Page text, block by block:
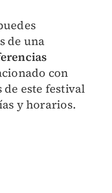
de una
con
este festival
y horarios.